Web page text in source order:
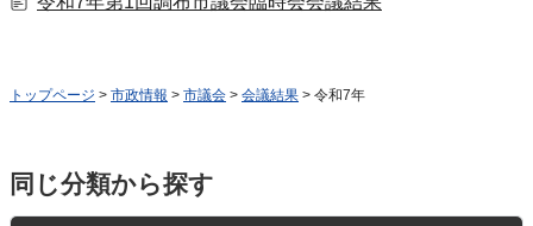
トップページ > 市政情報 > 市議会 > 会議結果 > 令和7年
同じ分類から探す